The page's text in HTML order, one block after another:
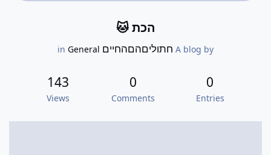
הכת 🐱
A blog by חתוליםהםהחיים General
0
Entries
0
Comments
143
Views